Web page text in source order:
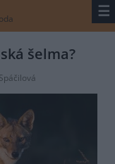
☰
šelma?